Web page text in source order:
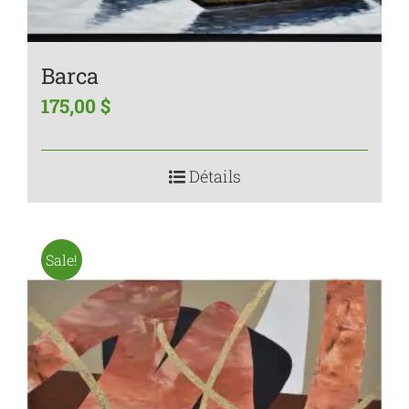
Barca
175,00 $
Détails
Sale!